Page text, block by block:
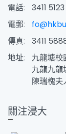
電話:
3411 5123
電郵:
傳真:
3411
地址:
九龍塘校
九龍九龍
陳瑞槐夫
關注浸大